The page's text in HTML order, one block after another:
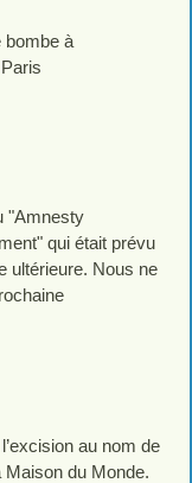
bombe à
"Amnesty
qui était prévu
ultérieure. Nous ne
au nom de
Maison du Monde.